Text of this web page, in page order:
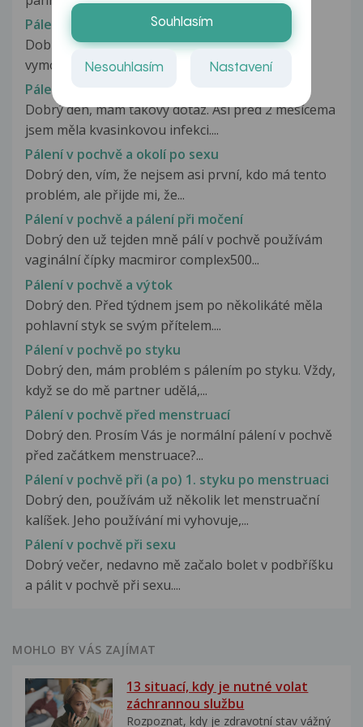
Pálení v pochvě a konečníku
Dobrý den, již asi půl roku mě pálí v pochvě po
vymočení a především při sexu...
Pálení v pochvě a kvasinková infekce
Dobrý den, mám takový dotaz. Asi před 2 měsícema
jsem měla kvasinkovou infekci....
Pálení v pochvě a okolí po sexu
Dobrý den, vím, že nejsem asi první, kdo má tento
problém, ale přijde mi, že...
Pálení v pochvě a pálení při močení
Dobrý den už tejden mně pálí v pochvě používám
vaginální čípky macmiror complex500...
Pálení v pochvě a výtok
Dobrý den. Před týdnem jsem po několikáté měla
pohlavní styk se svým přítelem....
Pálení v pochvě po styku
Dobrý den, mám problém s pálením po styku. Vždy,
když se do mě partner udělá,...
Pálení v pochvě před menstruací
Dobrý den. Prosím Vás je normální pálení v pochvě
před začátkem menstruace?...
Pálení v pochvě při (a po) 1. styku po menstruaci
Dobrý den, používám už několik let menstruační
kalíšek. Jeho používání mi vyhovuje,...
Pálení v pochvě při sexu
Dobrý večer, nedavno mě začalo bolet v podbříšku
a pálit v pochvě při sexu....
MOHLO BY VÁS ZAJÍMAT
13 situací, kdy je nutné volat
záchrannou službu
Rozpoznat, kdy je zdravotní stav vážný
Souhlasím
Nesouhlasím Nastavení